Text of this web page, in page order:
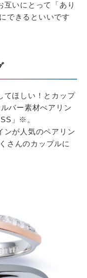
互いにとって「あり
できるといいです
てほしい！とカップ
バー素材ぺアリン
」※。
ンが人気のペアリン
さんのカップルに